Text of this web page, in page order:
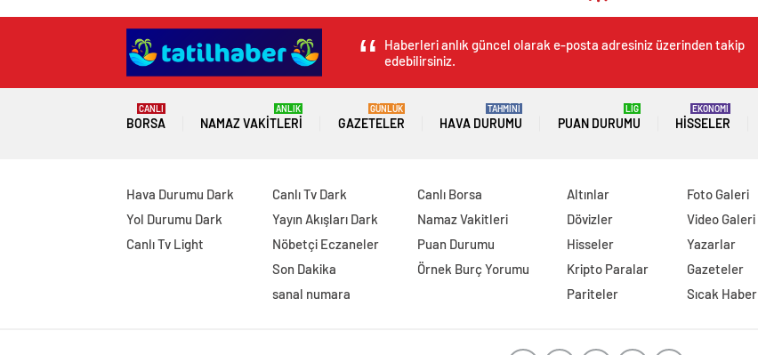
Haberleri anlık güncel olarak e-posta adresiniz üzerinden takip
edebilirsiniz.
BORSA
CANLI
NAMAZ VAKITLERI
ANLIK
GAZETELER
GÜNLÜK
HAVA DURUMU
TAHMİNİ
PUAN DURUMU
LİG
HISSELER
EKONOMİ
Hava Durumu Dark
Yol Durumu Dark
Canlı Tv Light
Canlı Tv Dark
Yayın Akışları Dark
Nöbetçi Eczaneler
Son Dakika
sanal numara
Canlı Borsa
Namaz Vakitleri
Puan Durumu
Örnek Burç Yorumu
Altınlar
Dövizler
Hisseler
Kripto Paralar
Pariteler
Foto Galeri
Video Galeri
Yazarlar
Gazeteler
Sıcak Haber